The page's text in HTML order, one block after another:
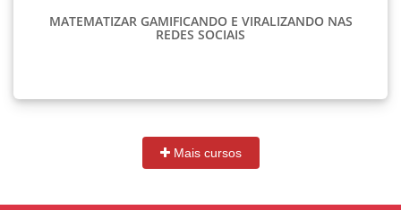
MATEMATIZAR GAMIFICANDO E VIRALIZANDO NAS
REDES SOCIAIS
Mais cursos